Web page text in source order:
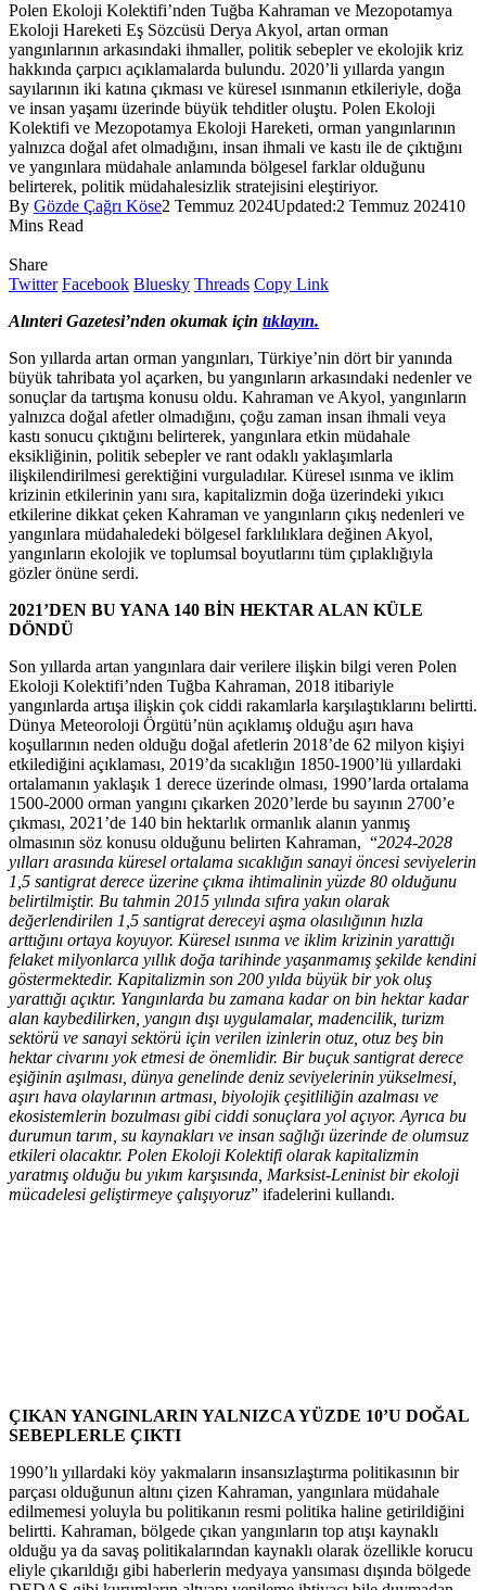
Polen Ekoloji Kolektifi’nden Tuğba Kahraman ve Mezopotamya
Ekoloji Hareketi Eş Sözcüsü Derya Akyol, artan orman
yangınlarının arkasındaki ihmaller, politik sebepler ve ekolojik kriz
hakkında çarpıcı açıklamalarda bulundu. 2020’li yıllarda yangın
sayılarının iki katına çıkması ve küresel ısınmanın etkileriyle, doğa
ve insan yaşamı üzerinde büyük tehditler oluştu. Polen Ekoloji
Kolektifi ve Mezopotamya Ekoloji Hareketi, orman yangınlarının
yalnızca doğal afet olmadığını, insan ihmali ve kastı ile de çıktığını
ve yangınlara müdahale anlamında bölgesel farklar olduğunu
belirterek, politik müdahalesizlik stratejisini eleştiriyor.
By Gözde Çağrı Köse2 Temmuz 2024Updated:2 Temmuz 202410
Mins Read
Share
Twitter Facebook Bluesky Threads Copy Link
Alınteri Gazetesi’nden okumak için tıklayın.
Son yıllarda artan orman yangınları, Türkiye’nin dört bir yanında
büyük tahribata yol açarken, bu yangınların arkasındaki nedenler ve
sonuçlar da tartışma konusu oldu. Kahraman ve Akyol, yangınların
yalnızca doğal afetler olmadığını, çoğu zaman insan ihmali veya
kastı sonucu çıktığını belirterek, yangınlara etkin müdahale
eksikliğinin, politik sebepler ve rant odaklı yaklaşımlarla
ilişkilendirilmesi gerektiğini vurguladılar. Küresel ısınma ve iklim
krizinin etkilerinin yanı sıra, kapitalizmin doğa üzerindeki yıkıcı
etkilerine dikkat çeken Kahraman ve yangınların çıkış nedenleri ve
yangınlara müdahaledeki bölgesel farklılıklara değinen Akyol,
yangınların ekolojik ve toplumsal boyutlarını tüm çıplaklığıyla
gözler önüne serdi.
2021’DEN BU YANA 140 BİN HEKTAR ALAN KÜLE
DÖNDÜ
Son yıllarda artan yangınlara dair verilere ilişkin bilgi veren Polen
Ekoloji Kolektifi’nden Tuğba Kahraman, 2018 itibariyle
yangınlarda artışa ilişkin çok ciddi rakamlarla karşılaştıklarını belirtti.
Dünya Meteoroloji Örgütü’nün açıklamış olduğu aşırı hava
koşullarının neden olduğu doğal afetlerin 2018’de 62 milyon kişiyi
etkilediğini açıklaması, 2019’da sıcaklığın 1850-1900’lü yıllardaki
ortalamanın yaklaşık 1 derece üzerinde olması, 1990’larda ortalama
1500-2000 orman yangını çıkarken 2020’lerde bu sayının 2700’e
çıkması, 2021’de 140 bin hektarlık ormanlık alanın yanmış
olmasının söz konusu olduğunu belirten Kahraman, “2024-2028
yılları arasında küresel ortalama sıcaklığın sanayi öncesi seviyelerin
1,5 santigrat derece üzerine çıkma ihtimalinin yüzde 80 olduğunu
belirtilmiştir. Bu tahmin 2015 yılında sıfıra yakın olarak
değerlendirilen 1,5 santigrat dereceyi aşma olasılığının hızla
arttığını ortaya koyuyor. Küresel ısınma ve iklim krizinin yarattığı
felaket milyonlarca yıllık doğa tarihinde yaşanmamış şekilde kendini
göstermektedir. Kapitalizmin son 200 yılda büyük bir yok oluş
yarattığı açıktır. Yangınlarda bu zamana kadar on bin hektar kadar
alan kaybedilirken, yangın dışı uygulamalar, madencilik, turizm
sektörü ve sanayi sektörü için verilen izinlerin otuz, otuz beş bin
hektar civarını yok etmesi de önemlidir. Bir buçuk santigrat derece
eşiğinin aşılması, dünya genelinde deniz seviyelerinin yükselmesi,
aşırı hava olaylarının artması, biyolojik çeşitliliğin azalması ve
ekosistemlerin bozulması gibi ciddi sonuçlara yol açıyor. Ayrıca bu
durumun tarım, su kaynakları ve insan sağlığı üzerinde de olumsuz
etkileri olacaktır. Polen Ekoloji Kolektifi olarak kapitalizmin
yaratmış olduğu bu yıkım karşısında, Marksist-Leninist bir ekoloji
mücadelesi geliştirmeye çalışıyoruz” ifadelerini kullandı.
ÇIKAN YANGINLARIN YALNIZCA YÜZDE 10’U DOĞAL
SEBEPLERLE ÇIKTI
1990’lı yıllardaki köy yakmaların insansızlaştırma politikasının bir
parçası olduğunun altını çizen Kahraman, yangınlara müdahale
edilmemesi yoluyla bu politikanın resmi politika haline getirildiğini
belirtti. Kahraman, bölgede çıkan yangınların top atışı kaynaklı
olduğu ya da savaş politikalarından kaynaklı olarak özellikle korucu
eliyle çıkarıldığı gibi haberlerin medyaya yansıması dışında bölgede